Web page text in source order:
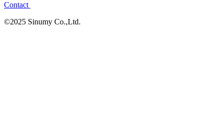
Contact
©2025 Sinumy Co.,Ltd.